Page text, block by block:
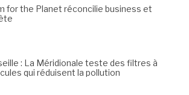
for the Planet réconcilie business et
: La Méridionale teste des filtres à
qui réduisent la pollution